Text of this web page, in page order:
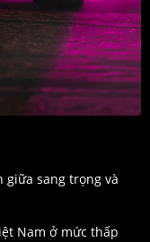
giữa sang trọng và
Nam ở mức thấp